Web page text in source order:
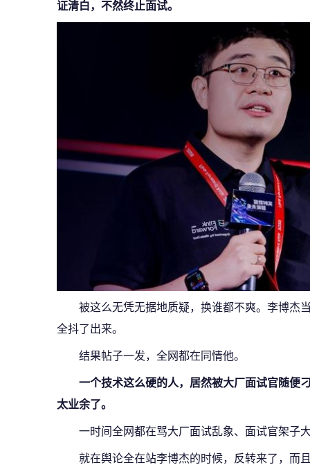
证清白，不然终止面试。
被这么无凭无据地质疑，换谁都不爽。李博杰
全抖了出来。
结果帖子一发，全网都在同情他。
一个技术这么硬的人，居然被大厂面试官随便
太业余了。
一时间全网都在骂大厂面试乱象、面试官架子
就在舆论全在站李博杰的时候，反转来了，而